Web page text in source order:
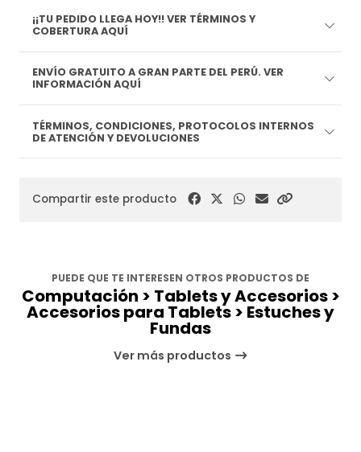
¡¡TU PEDIDO LLEGA HOY!! VER TÉRMINOS Y
COBERTURA AQUÍ
ENVÍO GRATUITO A GRAN PARTE DEL PERÚ. VER
INFORMACIÓN AQUÍ
TÉRMINOS, CONDICIONES, PROTOCOLOS INTERNOS
DE ATENCIÓN Y DEVOLUCIONES
Compartir este producto
PUEDE QUE TE INTERESEN OTROS PRODUCTOS DE
Computación > Tablets y Accesorios >
Accesorios para Tablets > Estuches y
Fundas
Ver más productos